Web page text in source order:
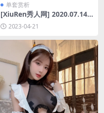
单套赏析
[XiuRen秀人网] 2020.07.14
No.2326 糯美子Mini [86P-0.
98GB]
2023-04-21